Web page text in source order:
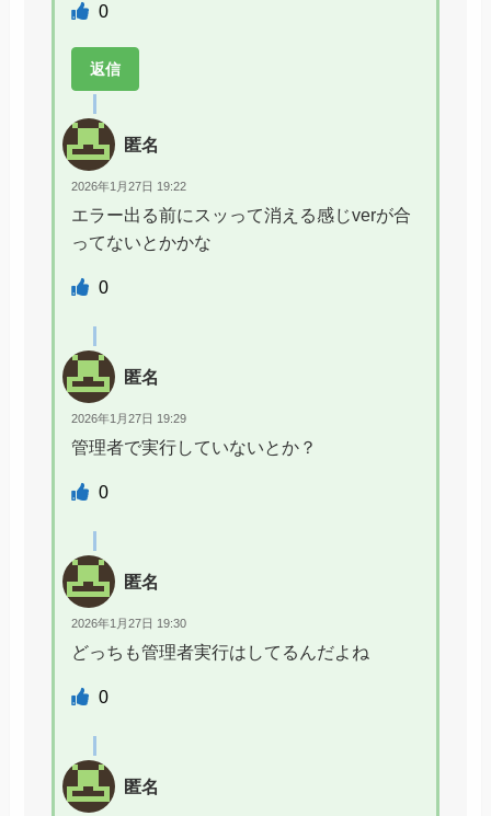
0
返信
匿名
2026年1月27日 19:22
エラー出る前にスッって消える感じverが合
ってないとかかな
0
匿名
2026年1月27日 19:29
管理者で実行していないとか？
0
匿名
2026年1月27日 19:30
どっちも管理者実行はしてるんだよね
0
匿名